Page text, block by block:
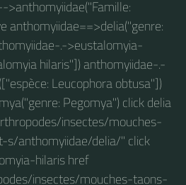
anthomyiidae==>delia("genre:
.->eustalomyia-
hilaris"]) anthomyiidae-.-
Leucophora obtusa"])
Pegomya") click delia
insectes/mouches-
anthomyiidae/delia/" click
hilaris href
insectes/mouches-taons-